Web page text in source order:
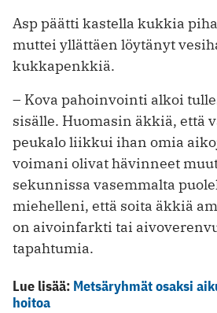
Asp päätti kastella kukkia
muttei yllättäen löytänyt
kukkapenkkiä.
– Kova pahoinvointi alkoi
sisälle. Huomasin äkkiä, että
peukalo liikkui ihan omia
voimani olivat hävinneet
sekunnissa ­vasemmalta
miehelleni, että soita äkkiä
on aivoinfarkti tai
tapahtumia.
Lue lisää: Metsäryhmät osaksi
hoitoa